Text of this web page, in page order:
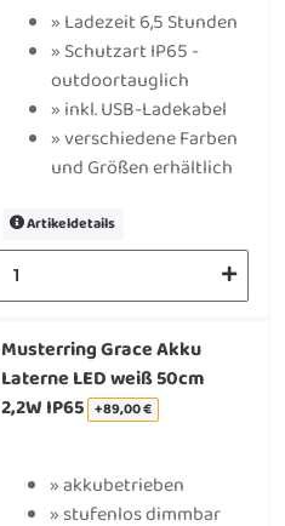
» Ladezeit 6,5 Stunden
» Schutzart IP65 -
outdoortauglich
» inkl. USB-Ladekabel
» verschiedene Farben
und Größen erhältlich
Artikeldetails
Musterring Grace Akku
Laterne LED weiß 50cm
2,2W IP65 +89,00 €
» akkubetrieben
» stufenlos dimmbar